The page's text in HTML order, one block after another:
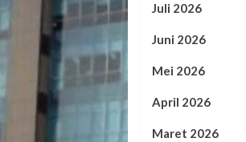
Juli 2026
Juni 2026
Mei 2026
April 2026
Maret 2026